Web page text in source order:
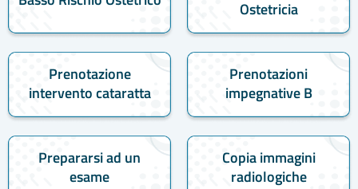
Ostetricia
Prenotazione
intervento cataratta
Prenotazioni
impegnative B
Prepararsi ad un
esame
Copia immagini
radiologiche